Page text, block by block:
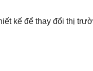
kế để thay đổi thị